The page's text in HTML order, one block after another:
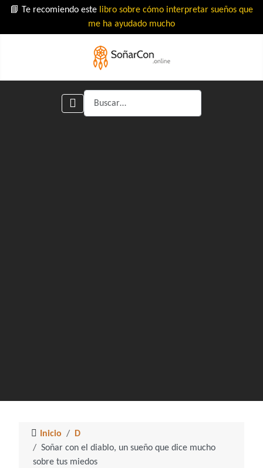
📘 Te recomiendo este libro sobre cómo interpretar sueños que
me ha ayudado mucho
Buscar
Inicio
D
Soñar con el diablo, un sueño que dice mucho
sobre tus miedos